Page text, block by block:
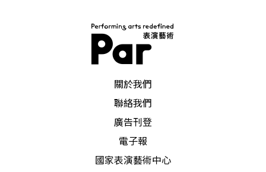
關於我們
聯絡我們
廣告刊登
電子報
國家表演藝術中心